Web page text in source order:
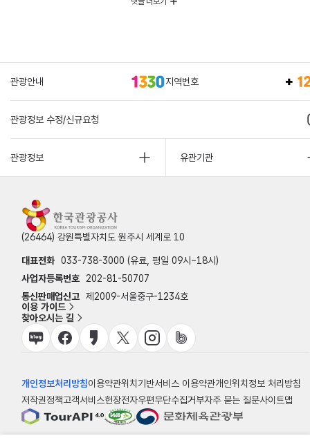
관광안내 지역번호
관광정보 수정/신규요청
관광정보 유관기관
(26464) 강원특별자치도 원주시 세계로 10
대표전화 033-738-3000 (유료, 평일 09시~18시)
사업자등록번호
202-81-50707
통신판매업신고 제2009-서울중구-1234호
이용 가이드
찾아오시는 길
개인정보처리방침이용약관위치기반서비스 이용약관개인위치정보 처리방침
저작권정책고객서비스헌장전자우편무단수집거부자주 묻는 질문사이트맵